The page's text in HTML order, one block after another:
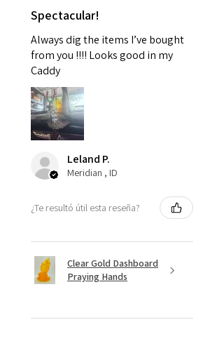
Spectacular!
Always dig the items I’ve bought
from you !!!! Looks good in my
Caddy
Leland P.
Meridian , ID
¿Te resultó útil esta reseña?
Clear Gold Dashboard
Praying Hands